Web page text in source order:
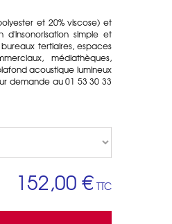
et 20% viscose) et
simple et
tertiaires, espaces
médiathèques,
acoustique lumineux
demande au 01 53 30 33
152,00 € TTC